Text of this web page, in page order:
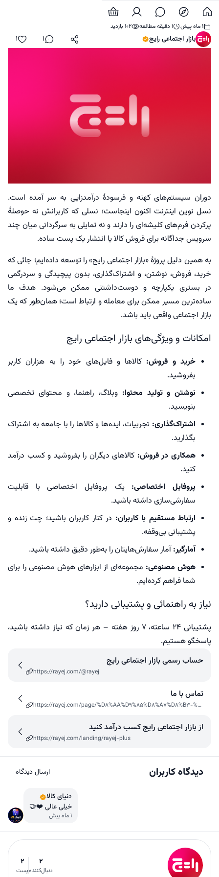
بازار اجتماعی رایج چیست؟
1 ماه پیش 1 دقیقه مطالعه 102 بازدید
بازار اجتماعی رایج اشتراک‌گذاریدیدگاه
1 لایک
1
دوران سیستم‌های کهنه و فرسودهٔ درآمدزایی به سر آمده است.
نسل نوین اینترنت اکنون اینجاست؛ نسلی که کاربرانش نه حوصلهٔ
پرکردن فرم‌های کلیشه‌ای را دارند و نه تمایلی به سرگردانی میان چند
سرویس جداگانه برای فروش کالا یا انتشار یک پست ساده.
به همین دلیل پروژۀ «بازار اجتماعی رایج» را توسعه داده‌ایم؛ جائی که
خرید، فروش، نوشتن، و اشتراک‌گذاری، بدون پیچیدگی و سردرگمی
در بستری یکپارچه و دوست‌داشتنی ممکن می‌شود. هدف ما
ساده‌ترین مسیر ممکن برای معامله و ارتباط است؛ همان‌طور که یک
بازار اجتماعی واقعی باید باشد.
امکانات و ویژگی‌های بازار اجتماعی رایج
خرید و فروش: کالاها و فایل‌های خود را به هزاران کاربر
بفروشید.
نوشتن و تولید محتوا: وبلاگ، راهنما، و محتوای تخصصی
بنویسید.
اشتراک‌گذاری: تجربیات، ایده‌ها و کالاها را با جامعه به اشتراک
بگذارید.
همکاری در فروش: کالاهای دیگران را بفروشید و کسب درآمد
کنید.
پروفایل اختصاصی: یک پروفایل اختصاصی با قابلیت
سفارشی‌سازی داشته باشید.
ارتباط مستقیم با کاربران: در کنار کاربران باشید؛ چت زنده و
پشتیبانی بی‌وقفه.
آمارگیر:آمار سفارش‌هایتان را به‌طور دقیق داشته باشید.
هوش مصنوعی: مجموعه‌ای از ابزارهای هوش مصنوعی را برای
شما فراهم کرده‌ایم.
نیاز به راهنمائی و پشتیبانی دارید؟
پشتیبانی ۲۴ ساعته، ۷ روز هفته – هر زمان که نیاز داشته باشید،
پاسخگو هستیم.
حساب رسمی بازار اجتماعی رایج
https://rayej.com/@rayej
تماس با ما
https://rayej.com/page/%D8%AA%D9%85%D8%A7%D8%B3-%D8%A8%D8%A7-%D9%85%D8%A7
از بازار اجتماعی رایج کسب درآمد کنید
https://rayej.com/landing/rayej-plus
دیدگاه کاربران ارسال دیدگاه
دنیای کالا
خیلی عالی ❤️🤝
1 ماه پیش
2
دنبال‌کننده
2
پست